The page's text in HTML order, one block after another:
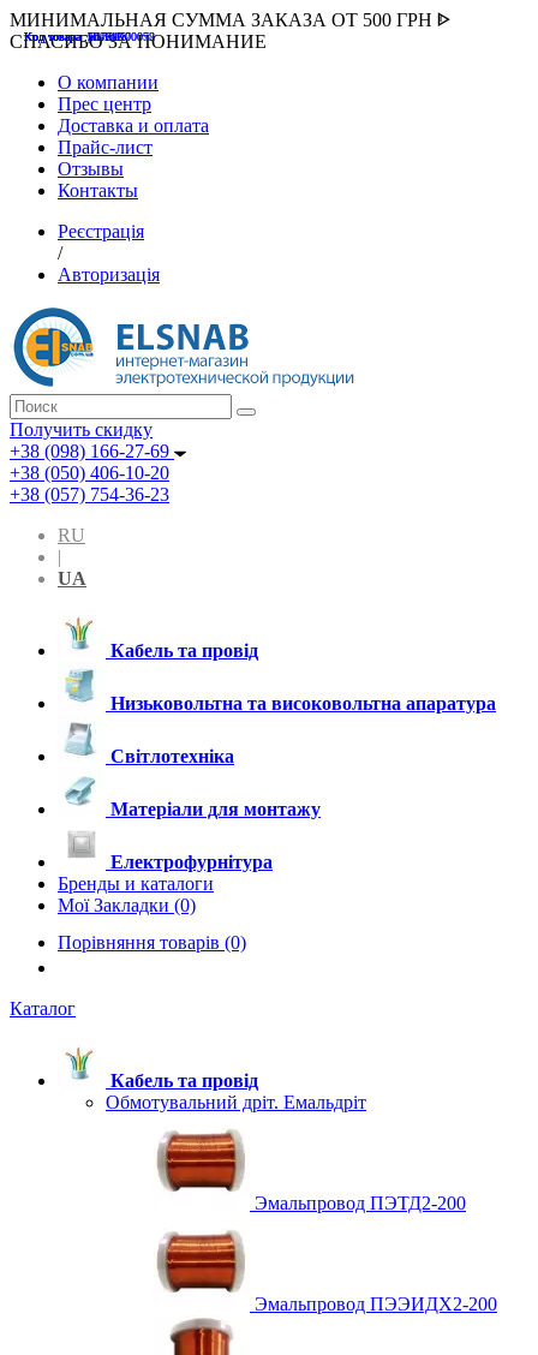
МИНИМАЛЬНАЯ СУММА ЗАКАЗА ОТ 500 ГРН ᐈ
СПАСИБО ЗА ПОНИМАНИЕ
О компании
Прес центр
Доставка и оплата
Прайс-лист
Отзывы
Контакты
Реєстрація
/
Авторизація
Получить скидку
+38 (098) 166-27-69
+38 (050) 406-10-20
+38 (057) 754-36-23
RU
|
UA
Кабель та провід
Низьковольтна та високовольтна апаратура
Світлотехніка
Матеріали для монтажу
Електрофурнітура
Бренды и каталоги
Мої Закладки (0)
Порівняння товарів (0)
Каталог
Кабель та провід
Обмотувальний дріт. Емальдріт
Эмальпровод ПЭТД2-200
Эмальпровод ПЭЭИДХ2-200
Код товара :507000
Код товара :HUK-K00058
Код товара :Т075177
Код товара :pnsv12
Код товара :HUK-K00072